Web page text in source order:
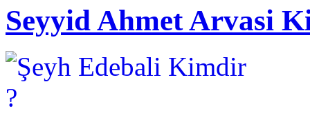
Seyyid Ahmet Arvasi